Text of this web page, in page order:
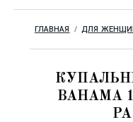
Одежда для дома
Бренды
ГЛАВНАЯ
  /
ДЛЯ
BAHAMA